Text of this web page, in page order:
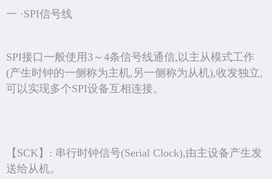
一 ·SPI信号线
SPI接口一般使用3～4条信号线通信,以主从模式工作
(产生时钟的一侧称为主机,另一侧称为从机),收发独立,
可以实现多个SPI设备互相连接。
【SCK】: 串行时钟信号(Serial Clock),由主设备产生发
送给从机。